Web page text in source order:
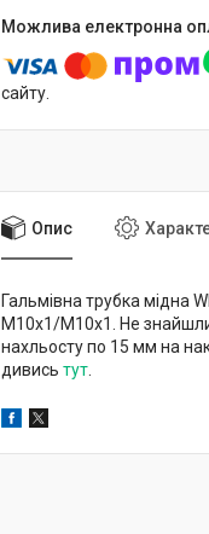
сайту.
Опис
Гальмівна трубка мідна
М10х1/М10х1. Не знайшли
нахльосту по 15 мм на
дивись тут